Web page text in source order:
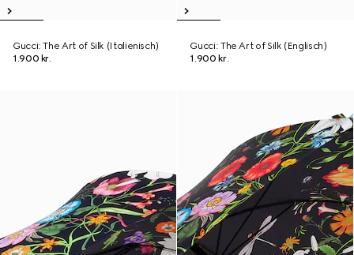
Gucci: The Art of Silk (Italienisch)
1.900 kr.
Gucci: The Art of Silk (Englisch)
1.900 kr.